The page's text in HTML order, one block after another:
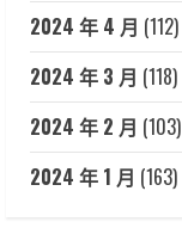
2024 年 4 月 (112)
2024 年 3 月 (118)
2024 年 2 月 (103)
2024 年 1 月 (163)